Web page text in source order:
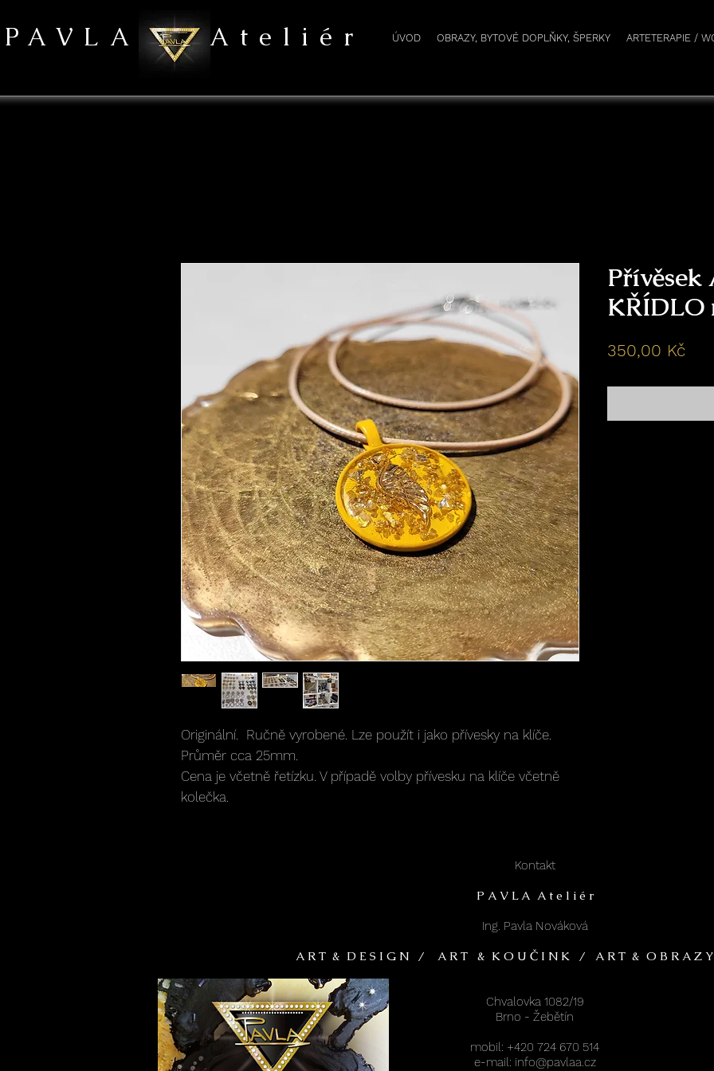
PAVLA Ateliér ÚVOD OBRAZY, BYTOVÉ DOPLŇKY, ŠPERKY ARTETERAPIE /
Originální. Ručně vyrobené. Lze použít i jako přívesky na klíče.
Průměr cca 25mm.
Cena je včetně řetízku. V případě volby přívesku na klíče včetně
kolečka.
Přívěsek
KŘÍDLO
350,00 KčCena
Kontakt
P A V L A A t e l i é r
Ing. Pavla Nováková
A R T & D E S I G N / A R T & K O U Č I N K / A R T & O B R A Z Y
Chvalovka 1082/19
Brno - Žebětín
mobil: +420 724 670 514
e-mail: info@pavlaa.cz